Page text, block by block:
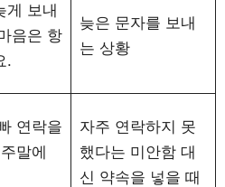
게 보내
음은 항
.
늦은 문자를 보내
는 상황
연락을
말에
자주 연락하지 못
했다는 미안함 대
신 약속을 넣을 때